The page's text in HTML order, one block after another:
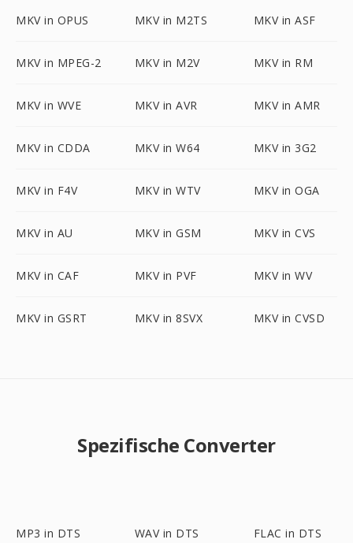
MKV in OPUS MKV in M2TS MKV in ASF
MKV in MPEG-2 MKV in M2V MKV in RM
MKV in WVE MKV in AVR MKV in AMR
MKV in CDDA MKV in W64 MKV in 3G2
MKV in F4V MKV in WTV MKV in OGA
MKV in AU MKV in GSM MKV in CVS
MKV in CAF MKV in PVF MKV in WV
MKV in GSRT MKV in 8SVX MKV in CVSD
Spezifische Converter
MP3 in DTS WAV in DTS FLAC in DTS